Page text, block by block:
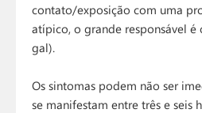
contato/exposição com uma
atípico, o grande responsável
gal).
Os sintomas podem não ser
se manifestam entre três e seis